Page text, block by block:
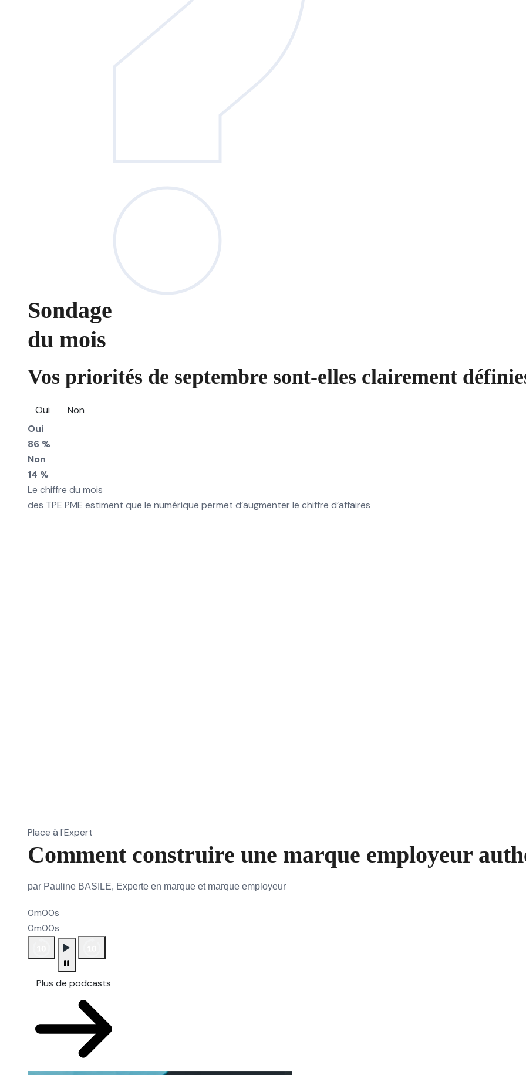
Sondage
du mois
Vos priorités de septembre sont-elles clairement
Oui
Non
Oui
86 %
Non
14 %
Le chiffre du mois
des TPE PME estiment que le numérique permet d’augmenter le chiffre d’affaires
Place à l'Expert
Comment construire une marque employeur
par Pauline BASILE, Experte en marque et marque employeur
0m00s
0m00s
Plus de podcasts